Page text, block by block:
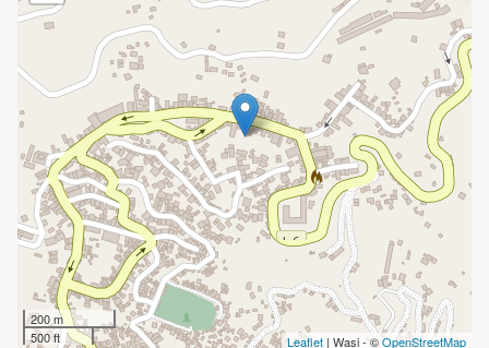
200 m
500 ft
Leaflet | Wasi - ©OpenStreetMap